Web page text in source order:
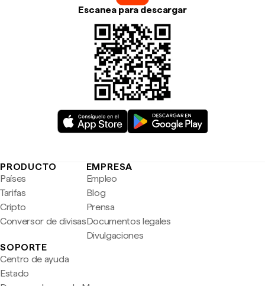
Escanea para descargar
PRODUCTO
Países
Tarifas
Cripto
Conversor de divisas
EMPRESA
Empleo
Blog
Prensa
Documentos legales
Divulgaciones
SOPORTE
Centro de ayuda
Estado